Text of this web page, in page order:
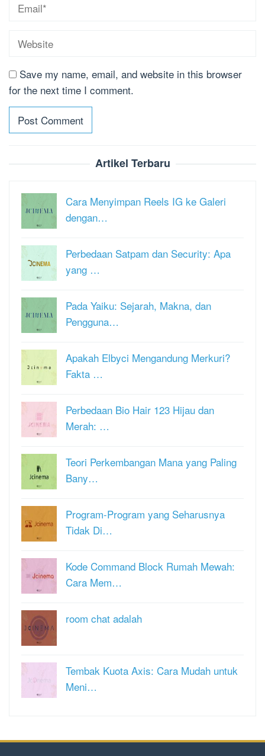
Save my name, email, and website in this browser
for the next time I comment.
Artikel Terbaru
Cara Menyimpan Reels IG ke Galeri
dengan…
Perbedaan Satpam dan Security: Apa
yang …
Pada Yaiku: Sejarah, Makna, dan
Pengguna…
Apakah Elbyci Mengandung Merkuri?
Fakta …
Perbedaan Bio Hair 123 Hijau dan
Merah: …
Teori Perkembangan Mana yang Paling
Bany…
Program-Program yang Seharusnya
Tidak Di…
Kode Command Block Rumah Mewah:
Cara Mem…
room chat adalah
Tembak Kuota Axis: Cara Mudah untuk
Meni…